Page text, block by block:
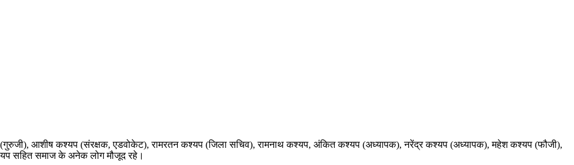
आशीष कश्यप (संरक्षक, एडवोकेट), रामरतन कश्यप (जिला सचिव), रामनाथ कश्यप, अंकित कश्यप (अध्यापक), नरेंद्र कश्यप (अध्यापक), महेश कश्यप (फौजी),
सहित समाज के अनेक लोग मौजूद रहे।